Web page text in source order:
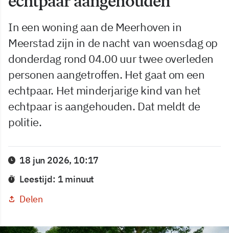
In een woning aan de Meerhoven in
Meerstad zijn in de nacht van woensdag op
donderdag rond 04.00 uur twee overleden
personen aangetroffen. Het gaat om een
echtpaar. Het minderjarige kind van het
echtpaar is aangehouden. Dat meldt de
politie.
18 jun 2026, 10:17
Leestijd: 1 minuut
Delen